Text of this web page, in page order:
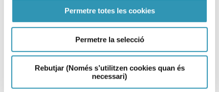
Permetre totes les cookies
Permetre la selecció
Rebutjar (Només s’utilitzen cookies quan és
necessari)
quan hi ha consum de drogues?